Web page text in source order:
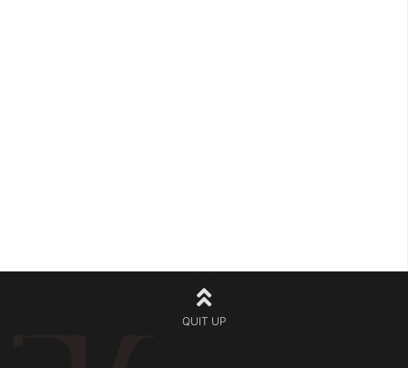
QUIT UP